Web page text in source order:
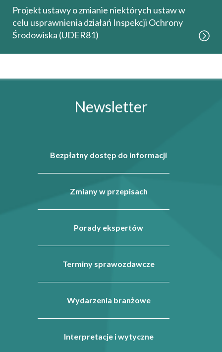
Projekt ustawy o zmianie niektórych ustaw w
celu usprawnienia działań Inspekcji Ochrony
Środowiska (UDER81)
Newsletter
Bezpłatny dostęp do informacji
Zmiany w przepisach
Porady ekspertów
Terminy sprawozdawcze
Wydarzenia branżowe
Interpretacje i wytyczne